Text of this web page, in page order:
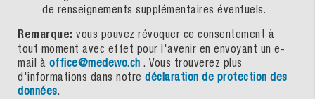
de renseignements supplémentaires éventuels.
Remarque: vous pouvez révoquer ce consentement à
tout moment avec effet pour l'avenir en envoyant un e-
mail à office@medewo.ch . Vous trouverez plus
d'informations dans notre déclaration de protection des
données